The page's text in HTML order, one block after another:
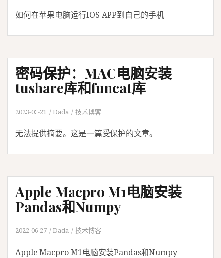
如何在苹果电脑运行IOS APP到自己的手机
密码保护：MAC电脑安装
tushare库和funcat库
2023-03-21 Dada 技术博客
无法提供摘要。这是一篇受保护的文章。
Apple Macpro M1电脑安装
Pandas和Numpy
2022-06-27 Dada 技术博客
Apple Macpro M1电脑安装Pandas和Numpy